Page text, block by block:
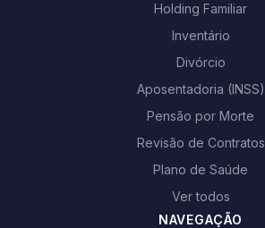
Holding Familiar
Inventário
Divórcio
Aposentadoria (INSS)
Pensão por Morte
Revisão de Contratos
Plano de Saúde
Ver todos
NAVEGAÇÃO